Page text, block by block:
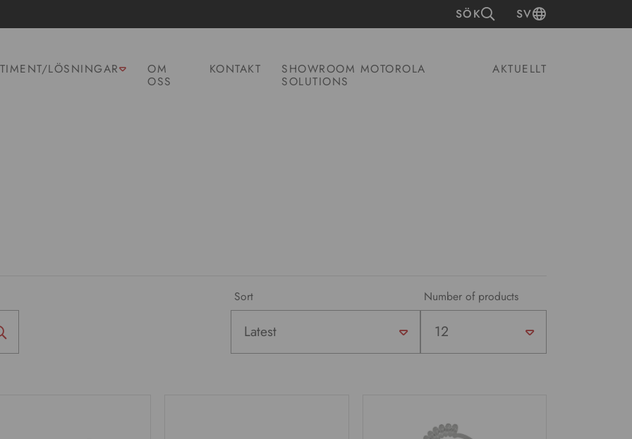
SÖK SV
LÖSNINGAR OM
OSS
KONTAKT SHOWROOM MOTOROLA
SOLUTIONS
AKTUELLT
Sort Number of products